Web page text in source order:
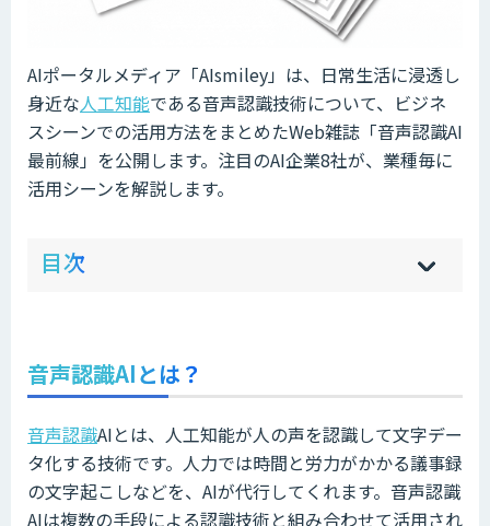
AIポータルメディア「AIsmiley」は、日常生活に浸透し
身近な人工知能である音声認識技術について、ビジネ
スシーンでの活用方法をまとめたWeb雑誌「音声認識AI
最前線」を公開します。注目のAI企業8社が、業種毎に
活用シーンを解説します。
目次 hi
]
sh
]
音声認識AIとは？
音声認識AIとは、人工知能が人の声を認識して文字デー
タ化する技術です。人力では時間と労力がかかる議事録
の文字起こしなどを、AIが代行してくれます。音声認識
AIは複数の手段による認識技術と組み合わせて活用され